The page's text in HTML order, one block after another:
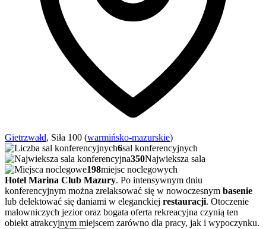
Gietrzwałd, Siła 100 (warmińsko-mazurskie)
6sal konferencyjnych
350Najwieksza sala
198miejsc noclegowych
Hotel Marina Club Mazury. Po intensywnym dniu
konferencyjnym można zrelaksować się w nowoczesnym basenie
lub delektować się daniami w eleganckiej restauracji. Otoczenie
malowniczych jezior oraz bogata oferta rekreacyjna czynią ten
obiekt atrakcyjnym miejscem zarówno dla pracy, jak i wypoczynku.